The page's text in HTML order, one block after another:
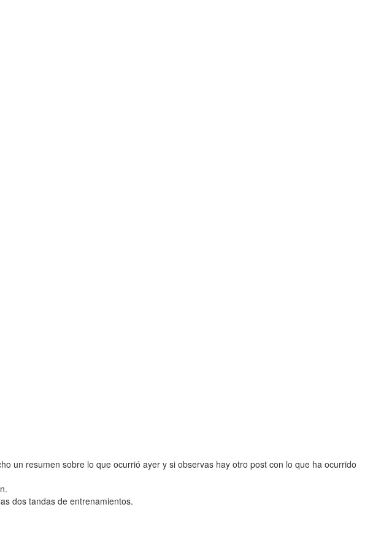
un resumen sobre lo que ocurrió ayer y si observas hay otro post con lo que ha ocurrido
dos tandas de entrenamientos.